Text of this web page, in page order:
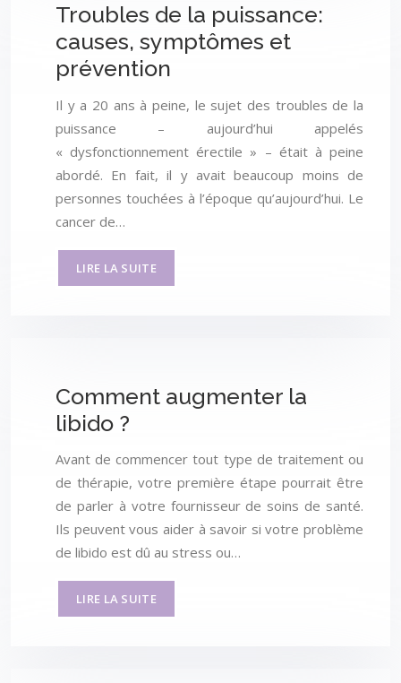
Troubles de la puissance:
causes, symptômes et
prévention
Il y a 20 ans à peine, le sujet des troubles de la
puissance – aujourd’hui appelés
« dysfonctionnement érectile » – était à peine
abordé. En fait, il y avait beaucoup moins de
personnes touchées à l’époque qu’aujourd’hui. Le
cancer de…
LIRE LA SUITE
Comment augmenter la
libido ?
Avant de commencer tout type de traitement ou
de thérapie, votre première étape pourrait être
de parler à votre fournisseur de soins de santé.
Ils peuvent vous aider à savoir si votre problème
de libido est dû au stress ou…
LIRE LA SUITE